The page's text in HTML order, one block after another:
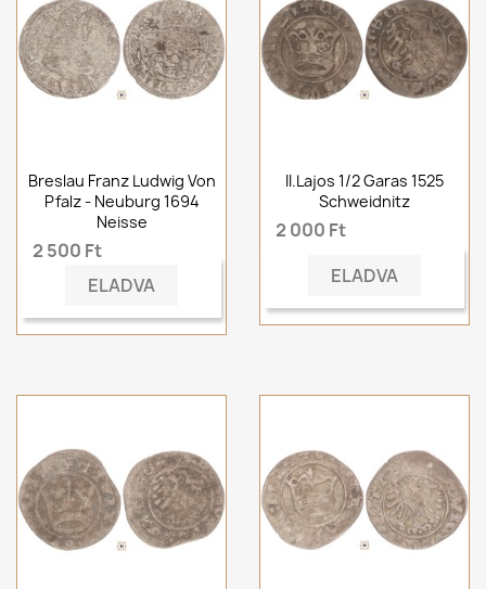
Breslau Franz Ludwig Von
Pfalz - Neuburg 1694
Neisse
2 500 Ft
ELADVA
II.Lajos 1/2 Garas 1525
Schweidnitz
2 000 Ft
ELADVA